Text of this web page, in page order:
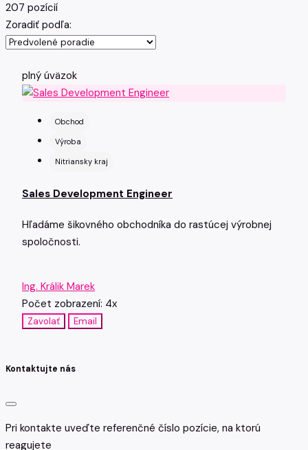
207 pozícií
Zoradiť podľa:
plný úväzok
Obchod
Výroba
Nitriansky kraj
Sales Development Engineer
Hľadáme šikovného obchodníka do rastúcej výrobnej
spoločnosti.
Ing. Králik Marek
Počet zobrazení: 4x
Zavolať Email
Kontaktujte nás
Pri kontakte uveďte referenčné číslo pozície, na ktorú
reagujete